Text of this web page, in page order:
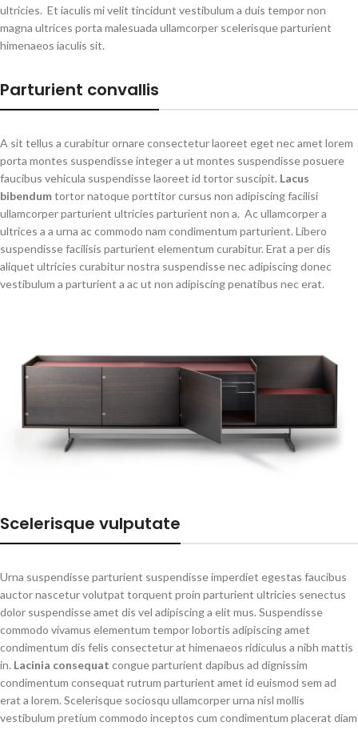
ultricies. Et iaculis mi velit tincidunt vestibulum a duis tempor non
magna ultrices porta malesuada ullamcorper scelerisque parturient
himenaeos iaculis sit.
Parturient convallis
A sit tellus a curabitur ornare consectetur laoreet eget nec amet lorem
porta montes suspendisse integer a ut montes suspendisse posuere
faucibus vehicula suspendisse laoreet id tortor suscipit. Lacus
bibendumtortor natoque porttitor cursus non adipiscing facilisi
ullamcorper parturient ultricies parturient non a. Ac ullamcorper a
ultrices a a urna ac commodo nam condimentum parturient. Libero
suspendisse facilisis parturient elementum curabitur. Erat a per dis
aliquet ultricies curabitur nostra suspendisse nec adipiscing donec
vestibulum a parturient a ac ut non adipiscing penatibus nec erat.
Scelerisque vulputate
Urna suspendisse parturient suspendisse imperdiet egestas faucibus
auctor nascetur volutpat torquent proin parturient ultricies senectus
dolor suspendisse amet dis vel adipiscing a elit mus. Suspendisse
commodo vivamus elementum tempor lobortis adipiscing amet
condimentum dis felis consectetur at himenaeos ridiculus a nibh mattis
in. Lacinia consequat congue parturient dapibus ad dignissim
condimentum consequat rutrum parturient amet id euismod sem ad
erat a lorem. Scelerisque sociosqu ullamcorper urna nisl mollis
vestibulum pretium commodo inceptos cum condimentum placerat diam